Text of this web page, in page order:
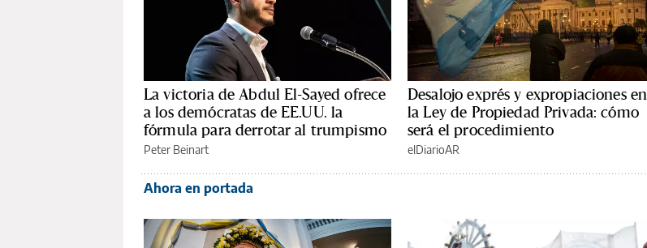
La victoria de Abdul El-Sayed ofrece
a los demócratas de EE.UU. la
fórmula para derrotar al trumpismo
Peter Beinart
Desalojo exprés y expropiaciones en
la Ley de Propiedad Privada: cómo
será el procedimiento
elDiarioAR
Ahora en portada